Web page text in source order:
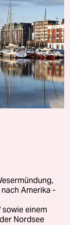
Amerika -
sowie einem
Nordsee